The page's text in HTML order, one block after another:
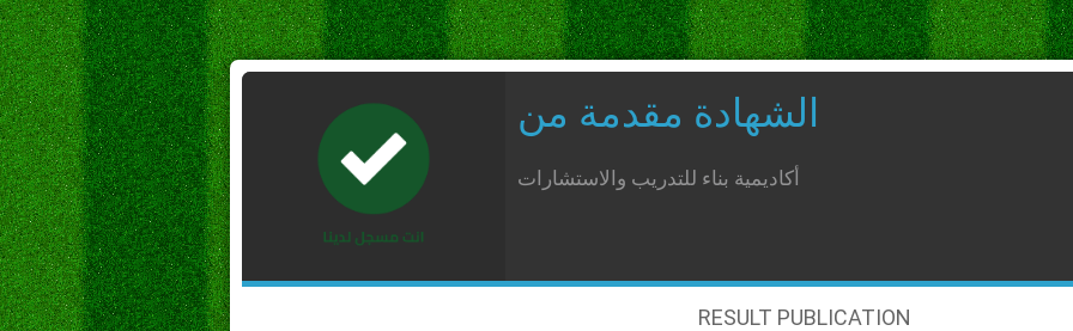
الشهادة مقدمة من
أكاديمية بناء للتدريب والاستشارات
RESULT PUBLICATION